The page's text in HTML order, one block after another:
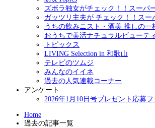
ズボラ独女がチェック！！スーパ
ガッツリ主夫が チェック！！スー
うちの飲みニスト・酒美 推しの一
おうちで美活ナチュラルビューテ
トピックス
LIVING Selection in 和歌山
テレビのツムジ
みんなのイイネ
過去の人気連載コーナー
アンケート
2026年1月10日号プレゼント応募
Home
過去の記事一覧